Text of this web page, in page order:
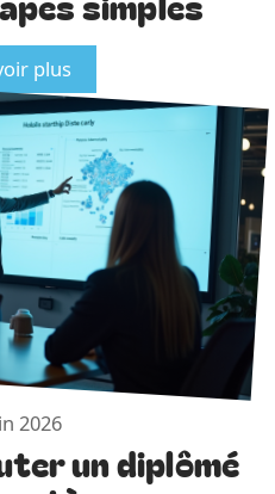
plus
2026
un diplômé